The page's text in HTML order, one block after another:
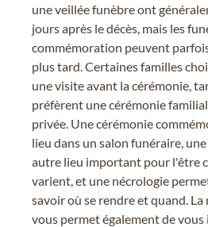
une veillée funèbre ont
jours après le décès, mais les
commémoration peuvent
plus tard. Certaines familles
une visite avant la cérémonie,
préfèrent une cérémonie
privée. Une cérémonie
lieu dans un salon funéraire,
autre lieu important pour l'être
varient, et une nécrologie
savoir où se rendre et quand.
vous permet également de